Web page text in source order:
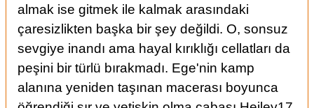
almak ise gitmek ile kalmak arasındaki
çaresizlikten başka bir şey değildi. O, sonsuz
sevgiye inandı ama hayal kırıklığı cellatları da
peşini bir türlü bırakmadı. Ege'nin kamp
alanına yeniden taşınan macerası boyunca